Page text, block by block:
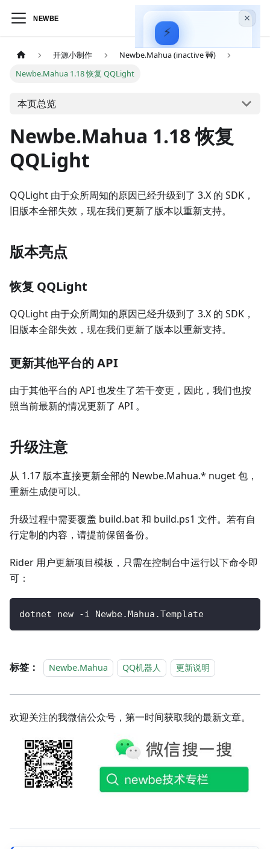
⚡
Hagicode—
开源小制作
Newbe.Mahua (inactive 🚧)
Newbe.Mahua 1.18 恢复 QQLight
本页总览
Newbe.Mahua 1.18 恢复
QQLight
QQLight 由于众所周知的原因已经升级到了 3.X 的 SDK，
旧版本全部失效，现在我们更新了版本以重新支持。
版本亮点
恢复 QQLight
QQLight 由于众所周知的原因已经升级到了 3.X 的 SDK，
旧版本全部失效，现在我们更新了版本以重新支持。
更新其他平台的 API
由于其他平台的 API 也发生了若干变更，因此，我们也按
照当前最新的情况更新了 API 。
升级注意
从 1.17 版本直接更新全部的 Newbe.Mahua.* nuget 包，
重新生成便可以。
升级过程中需要覆盖 build.bat 和 build.ps1 文件。若有自
行定制的内容，请提前保留备份。
Rider 用户更新项目模板，只需在控制台中运行以下命令即
可：
dotnet new -i Newbe.Mahua.Template
标签： Newbe.Mahua QQ机器人 更新说明
欢迎关注的我微信公众号，第一时间获取我的最新文章。